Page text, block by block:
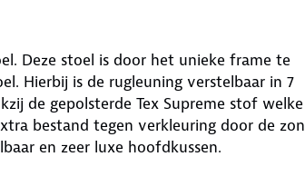
Deze stoel is door het unieke frame te
Hierbij is de rugleuning verstelbaar in 7
de gepolsterde Tex Supreme stof welke
bestand tegen verkleuring door de zon
en zeer luxe hoofdkussen.